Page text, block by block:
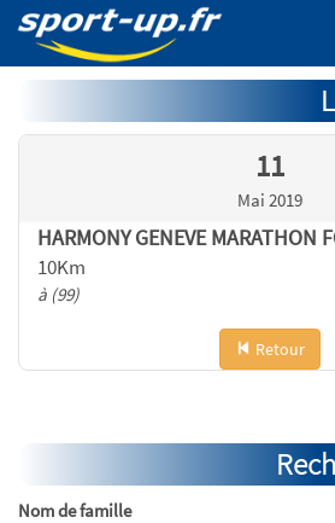
11
Mai 2019
HARMONY GENEVE MARATHON
10Km
à (99)
Retour
Nom de famille